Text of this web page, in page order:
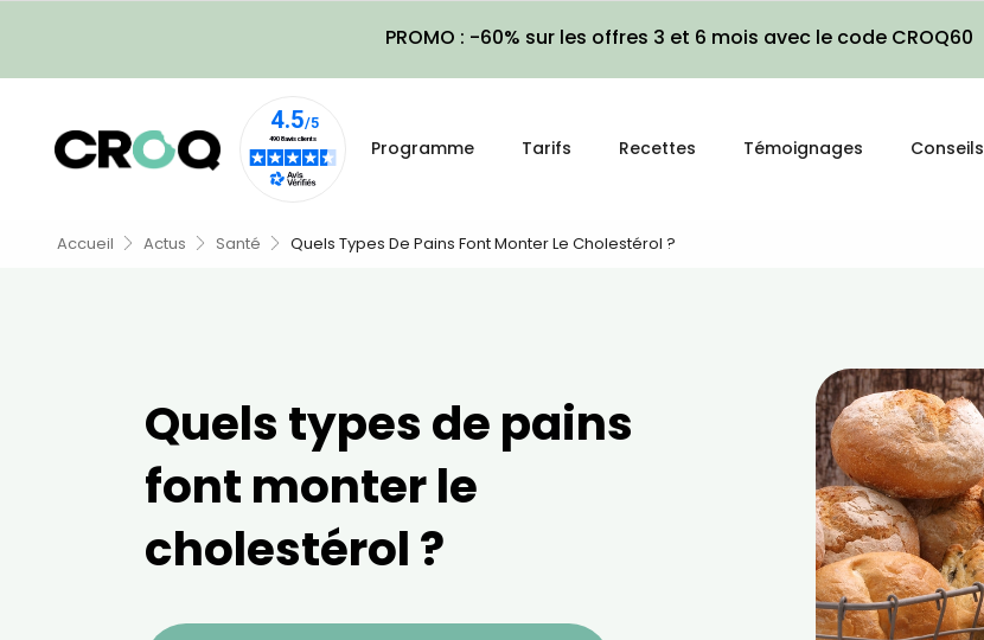
PROMO : -60% sur les offres 3 et 6 mois avec le code CROQ60
Programme Tarifs Recettes Témoignages Conseils
Accueil Actus Santé Quels Types De Pains Font Monter Le Cholestérol ?
Quels types de pains
font monter le
cholestérol ?